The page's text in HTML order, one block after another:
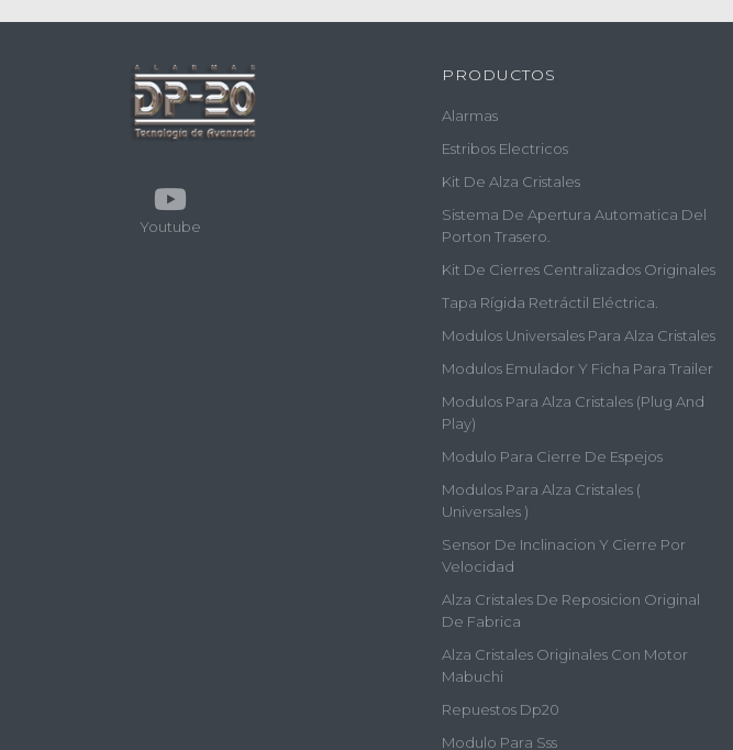
Youtube
PRODUCTOS
Alarmas
Estribos Electricos
Kit De Alza Cristales
Sistema De Apertura Automatica Del
Porton Trasero.
Kit De Cierres Centralizados Originales
Tapa Rígida Retráctil Eléctrica.
Modulos Universales Para Alza Cristales
Modulos Emulador Y Ficha Para Trailer
Modulos Para Alza Cristales (plug And
Play)
Modulo Para Cierre De Espejos
Modulos Para Alza Cristales (
Universales )
Sensor De Inclinacion Y Cierre Por
Velocidad
Alza Cristales De Reposicion Original
De Fabrica
Alza Cristales Originales Con Motor
Mabuchi
Repuestos Dp20
Modulo Para Sss